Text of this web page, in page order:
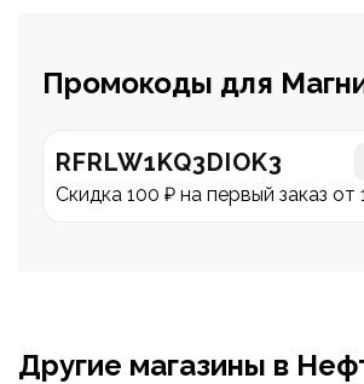
Промокоды для
RFRLW1KQ3DIOK3
Скидка 100 ₽ на первый заказ от
Другие магазины в